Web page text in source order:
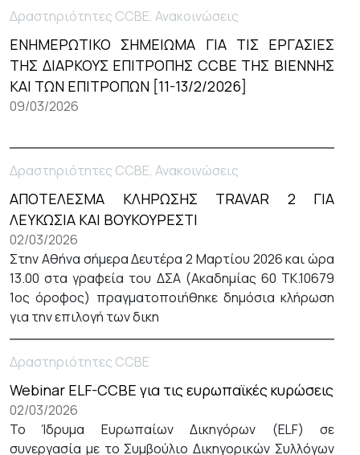
Δραστηριότητες CCBE, Ανακοινώσεις
ΕΝΗΜΕΡΩΤΙΚΟ ΣΗΜΕΙΩΜΑ ΓΙΑ ΤΙΣ ΕΡΓΑΣΙΕΣ
ΤΗΣ ΔΙΑΡΚΟΥΣ ΕΠΙΤΡΟΠΗΣ CCBE ΤΗΣ ΒΙΕΝΝΗΣ
ΚΑΙ ΤΩΝ ΕΠΙΤΡΟΠΩΝ [11-13/2/2026]
09/03/2026
Δραστηριότητες CCBE, Ανακοινώσεις
ΑΠΟΤΕΛΕΣΜΑ ΚΛΗΡΩΣΗΣ TRAVAR 2 ΓΙΑ
ΛΕΥΚΩΣΙΑ ΚΑΙ ΒΟΥΚΟΥΡΕΣΤΙ
02/03/2026
Στην Αθήνα σήμερα Δευτέρα 2 Μαρτίου 2026 και ώρα
13.00 στα γραφεία του ΔΣΑ (Ακαδημίας 60 ΤΚ.10679
1ος όροφος) πραγματοποιήθηκε δημόσια κλήρωση
για την επιλογή των δικη
Δραστηριότητες CCBE
Webinar ELF-CCBE για τις ευρωπαϊκές κυρώσεις
02/03/2026
Το Ίδρυμα Ευρωπαίων Δικηγόρων (ELF) σε
συνεργασία με το Συμβούλιο Δικηγορικών Συλλόγων